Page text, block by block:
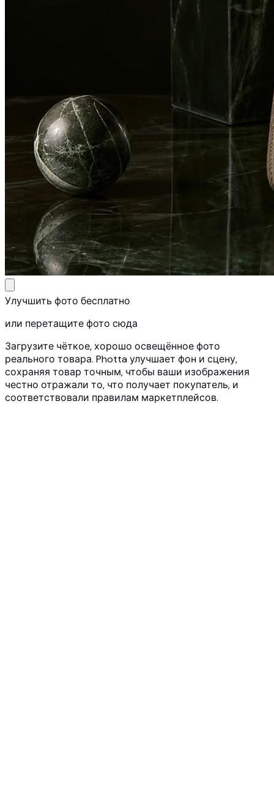
Улучшить фото бесплатно
или перетащите фото сюда
Загрузите чёткое, хорошо освещённое фото
реального товара. Photta улучшает фон и сцену,
сохраняя товар точным, чтобы ваши изображения
честно отражали то, что получает покупатель, и
соответствовали правилам маркетплейсов.